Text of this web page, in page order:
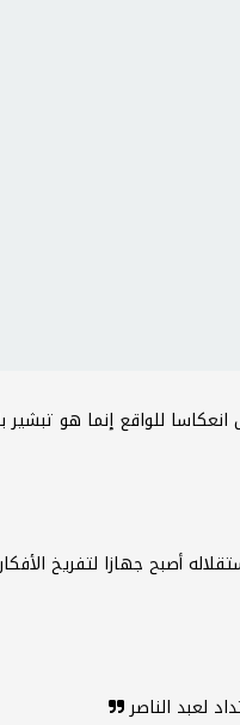
للواقع إنما هو تبشير
أصبح جهازا لتفريخ
لعبد الناصر